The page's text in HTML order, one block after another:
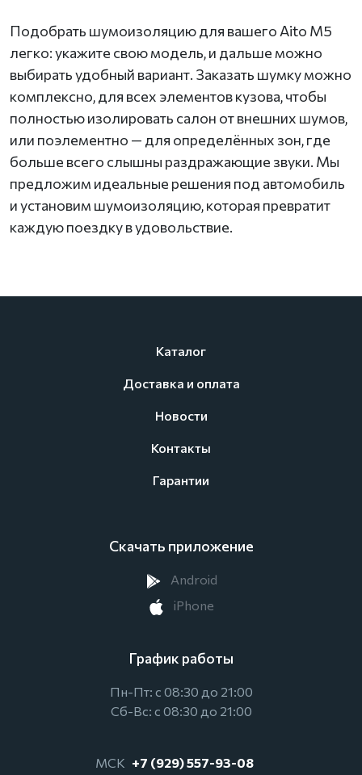
Подобрать шумоизоляцию для вашего Aito M5
легко: укажите свою модель, и дальше можно
выбирать удобный вариант. Заказать шумку можно
комплексно, для всех элементов кузова, чтобы
полностью изолировать салон от внешних шумов,
или поэлементно — для определённых зон, где
больше всего слышны раздражающие звуки. Мы
предложим идеальные решения под автомобиль
и установим шумоизоляцию, которая превратит
каждую поездку в удовольствие.
Каталог
Доставка и оплата
Новости
Контакты
Гарантии
Скачать приложение
Android
iPhone
График работы
Пн-Пт: с 08:30 до 21:00
Сб-Вс: с 08:30 до 21:00
МСК +7 (929) 557-93-08